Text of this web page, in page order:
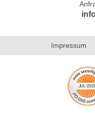
Impressum